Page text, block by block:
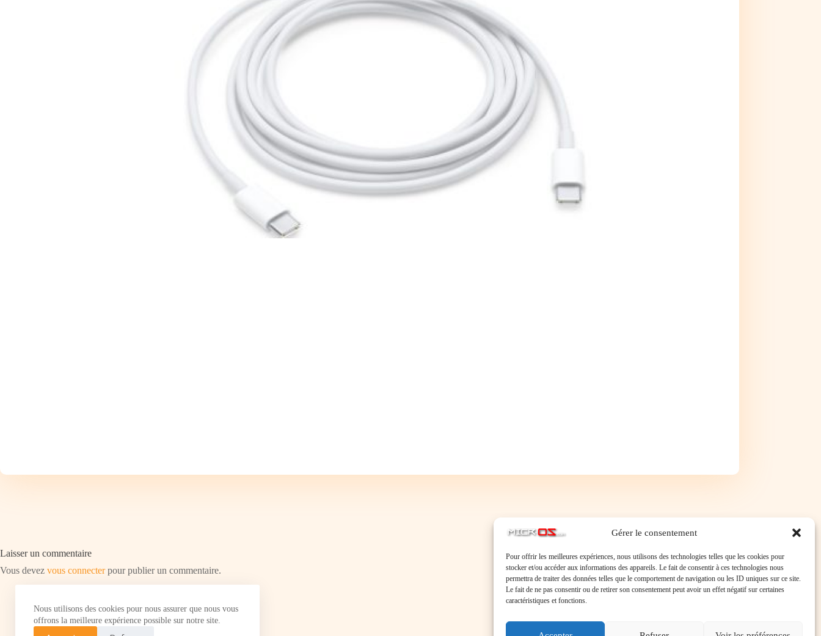
Gérer le consentement
Pour offrir les meilleures expériences, nous utilisons des technologies telles que les cookies pour
stocker et/ou accéder aux informations des appareils. Le fait de consentir à ces technologies nous
permettra de traiter des données telles que le comportement de navigation ou les ID uniques sur ce site.
Le fait de ne pas consentir ou de retirer son consentement peut avoir un effet négatif sur certaines
caractéristiques et fonctions.
Nous utilisons des cookies pour nous assurer que nous vous
offrons la meilleure expérience possible sur notre site.
Laisser un commentaire
Vous devez vous connecterpour publier un commentaire.